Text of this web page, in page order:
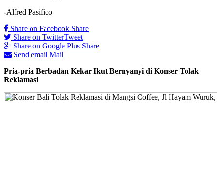
-Alfred Pasifico
Share on Facebook Share
Share on TwitterTweet
Share on Google Plus Share
Send email Mail
Pria-pria Berbadan Kekar Ikut Bernyanyi di Konser Tolak
Reklamasi